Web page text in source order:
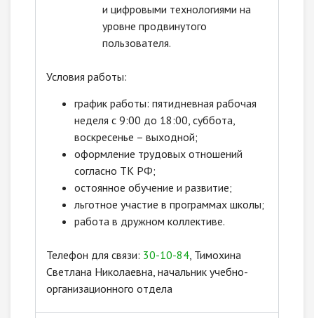
и цифровыми технологиями на
уровне продвинутого
пользователя.
Условия работы:
график работы: пятидневная рабочая
неделя с 9:00 до 18:00, суббота,
воскресенье – выходной;
оформление трудовых отношений
согласно ТК РФ;
остоянное обучение и развитие;
льготное участие в программах школы;
работа в дружном коллективе.
Телефон для связи: 30-10-84, Тимохина
Светлана Николаевна, начальник учебно-
организационного отдела